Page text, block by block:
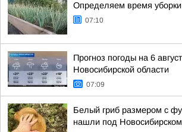
Определяем время уборки
07:10
Прогноз погоды на 6
Новосибирской области
07:09
Белый гриб размером с
нашли под Новосибирском